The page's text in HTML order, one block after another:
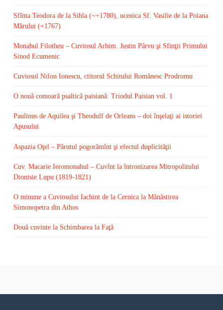
Sfînta Teodora de la Sihla (~+1780), ucenica Sf. Vasilie de la Poiana
Mărului (+1767)
Monahul Filotheu – Cuviosul Arhim. Justin Pârvu şi Sfinţii Primului
Sinod Ecumenic
Cuviosul Nifon Ionescu, ctitorul Schitului Românesc Prodromu
O nouă comoară psaltică paisiană: Triodul Paisian vol. 1
Paulinus de Aquilea şi Theodulf de Orleans – doi înşelaţi ai istoriei
Apusului
Aspazia Oţel – Părutul pogorămînt şi efectul duplicităţii
Cuv. Macarie Ieromonahul – Cuvînt la întronizarea Mitropolitului
Dionisie Lupu (1819-1821)
O minune a Cuviosului Iachint de la Cernica la Mănăstirea
Simonopetra din Athos
Două cuvinte la Schimbarea la Faţă